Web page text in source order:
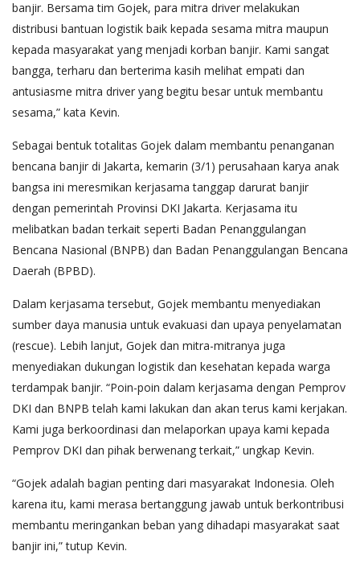
banjir. Bersama tim Gojek, para mitra driver melakukan
distribusi bantuan logistik baik kepada sesama mitra maupun
kepada masyarakat yang menjadi korban banjir. Kami sangat
bangga, terharu dan berterima kasih melihat empati dan
antusiasme mitra driver yang begitu besar untuk membantu
sesama,” kata Kevin.
Sebagai bentuk totalitas Gojek dalam membantu penanganan
bencana banjir di Jakarta, kemarin (3/1) perusahaan karya anak
bangsa ini meresmikan kerjasama tanggap darurat banjir
dengan pemerintah Provinsi DKI Jakarta. Kerjasama itu
melibatkan badan terkait seperti Badan Penanggulangan
Bencana Nasional (BNPB) dan Badan Penanggulangan Bencana
Daerah (BPBD).
Dalam kerjasama tersebut, Gojek membantu menyediakan
sumber daya manusia untuk evakuasi dan upaya penyelamatan
(rescue). Lebih lanjut, Gojek dan mitra-mitranya juga
menyediakan dukungan logistik dan kesehatan kepada warga
terdampak banjir. “Poin-poin dalam kerjasama dengan Pemprov
DKI dan BNPB telah kami lakukan dan akan terus kami kerjakan.
Kami juga berkoordinasi dan melaporkan upaya kami kepada
Pemprov DKI dan pihak berwenang terkait,” ungkap Kevin.
“Gojek adalah bagian penting dari masyarakat Indonesia. Oleh
karena itu, kami merasa bertanggung jawab untuk berkontribusi
membantu meringankan beban yang dihadapi masyarakat saat
banjir ini,” tutup Kevin.